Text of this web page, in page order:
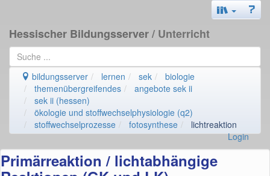
Hessischer Bildungsserver/ Unterricht
bildungsserver lernen sek
biologie
themenübergreifendes
angebote sek ii
sek ii (hessen)
ökologie und stoffwechselphysiologie (q2)
stoffwechselprozesse
fotosynthese
lichtreaktion
Login
Primärreaktion / lichtabhängige